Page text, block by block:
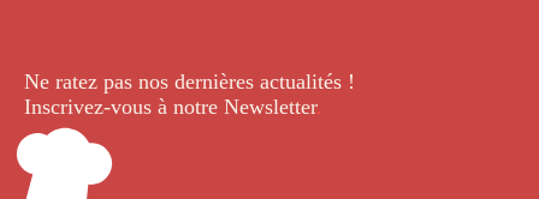
Ne ratez pas nos dernières actualités !
Inscrivez-vous à notre Newsletter.